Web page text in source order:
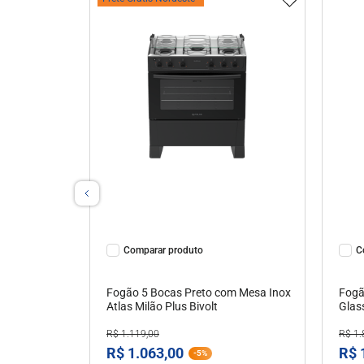
Comparar
Fogão 5 Bocas Preto com Mesa Inox
Atlas Milão Plus Bivolt
R$ 1.119,00
R$ 1.063,00 -5%
Fogão
R$ 1.
R$